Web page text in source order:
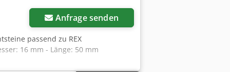
Anfrage senden
passend zu REX
16 mm - Länge: 50 mm